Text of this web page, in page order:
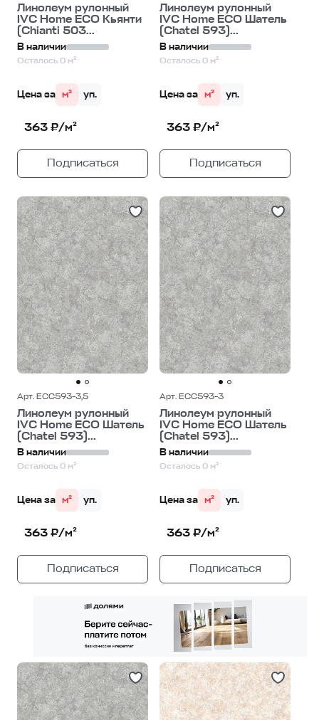
Линолеум рулонный
IVC Home ECO Кьянти
(Chianti 503...
В наличии
Осталось 0 м²
Цена за м² уп.
363 ₽/м²
Подписаться
Линолеум рулонный
IVC Home ECO Шатель
(Chatel 593)...
В наличии
Осталось 0 м²
Цена за м² уп.
363 ₽/м²
Подписаться
Арт. ECC593-3,5
Линолеум рулонный
IVC Home ECO Шатель
(Chatel 593)...
В наличии
Осталось 0 м²
Цена за м² уп.
363 ₽/м²
Подписаться
Арт. ECC593-3
Линолеум рулонный
IVC Home ECO Шатель
(Chatel 593)...
В наличии
Осталось 0 м²
Цена за м² уп.
363 ₽/м²
Подписаться